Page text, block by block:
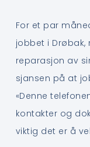
For et par
jobbet i
reparasjon av
sjansen på at
«Denne
kontakter og
viktig det er å